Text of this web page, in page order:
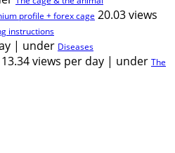
profile + forex cage 20.03 views
instructions
| under Diseases
13.34 views per day | under The